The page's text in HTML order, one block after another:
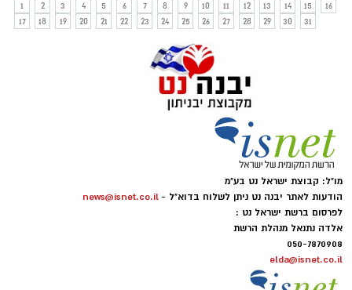
1
2 3 4 5 6 7 8 9 10 11 12 13 14 15
16
17
18 19 20 21 22 23 24 25 26 27 28 29 30 31
מו"ל: קבוצת ישראל נט בע"מ
הודעות לאתר יבנה נט ניתן לשלוח בדוא"ל - news@isnet.co.il
לפרסום ברשת ישראל נט :
אלדה נתנאל מנהלת הרשת
050-7870908
elda@isnet.co.il